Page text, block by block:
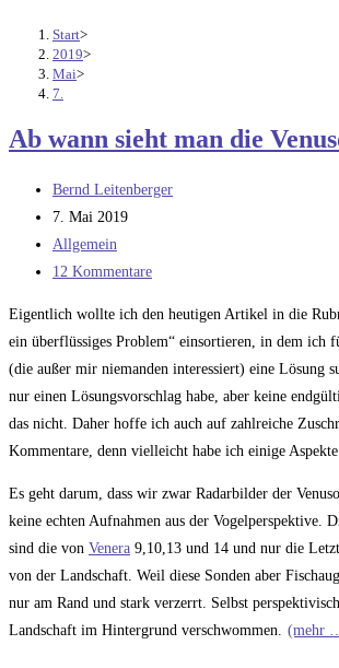
Start>
2019>
Mai>
7.
Ab wann sieht man die
Beitrags-
Autor:
Bernd Leitenberger
Beitrag
veröffentlicht:
7. Mai 2019
Beitrags-
Kategorie:
Allgemein
Beitrags-
12 Kommentare
Eigentlich wollte ich den heutigen Artikel in die
ein überflüssiges Problem“ einsortieren, in dem ich
(die außer mir niemanden interessiert) eine Lösung
nur einen Lösungsvorschlag habe, aber keine
das nicht. Daher hoffe ich auch auf zahlreiche
Kommentare, denn vielleicht habe ich einige Aspekte
Es geht darum, dass wir zwar Radarbilder der
keine echten Aufnahmen aus der Vogelperspektive.
sind die von Venera 9,10,13 und 14 und nur die
von der Landschaft. Weil diese Sonden aber
nur am Rand und stark verzerrt. Selbst
Landschaft im Hintergrund verschwommen.
(mehr